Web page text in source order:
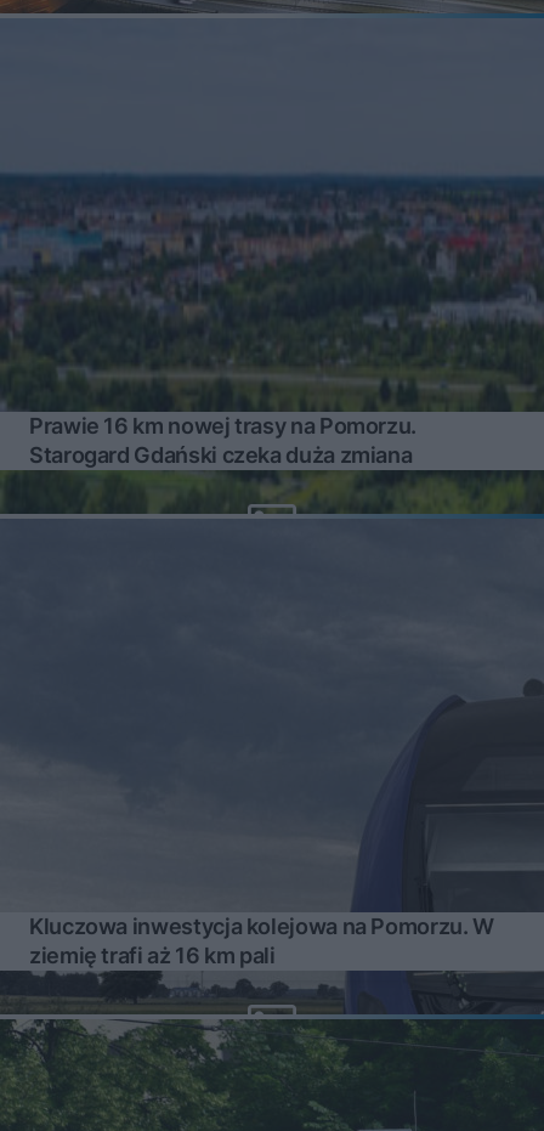
Prawie 16 km nowej trasy na Pomorzu.
Starogard Gdański czeka duża zmiana
Kluczowa inwestycja kolejowa na Pomorzu. W
ziemię trafi aż 16 km pali